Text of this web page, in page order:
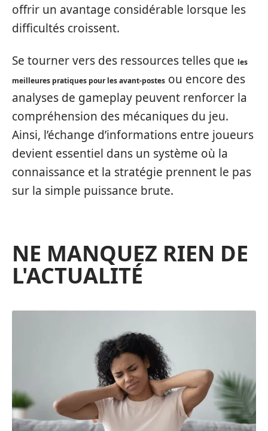
offrir un avantage considérable lorsque les
difficultés croissent.
Se tourner vers des ressources telles que les
meilleures pratiques pour les avant-postes ou encore des
analyses de gameplay peuvent renforcer la
compréhension des mécaniques du jeu.
Ainsi, l’échange d’informations entre joueurs
devient essentiel dans un système où la
connaissance et la stratégie prennent le pas
sur la simple puissance brute.
NE MANQUEZ RIEN DE
L'ACTUALITÉ